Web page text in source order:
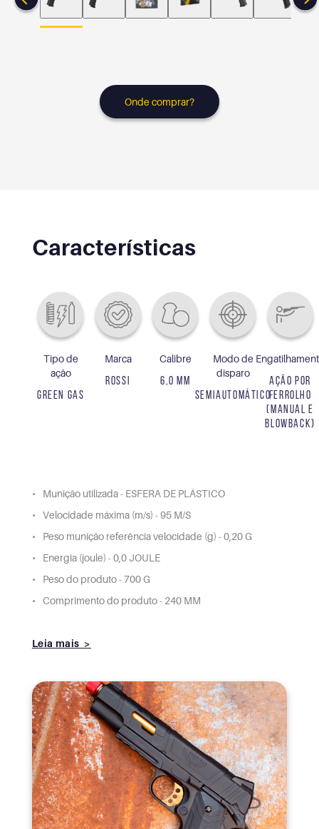
Onde comprar?
Características
Tipo de
ação
GREEN GAS
Marca
ROSSI
Calibre
6,0 MM
Modo de
disparo
SEMIAUTOMÁTICO
AÇÃO POR
FERROLHO
(MANUAL E
BLOWBACK)
Munição utilizada - ESFERA DE PLÁSTICO
Velocidade máxima (m/s) - 95 M/S
Peso munição referência velocidade (g) - 0,20 G
Energia (joule) - 0,0 JOULE
Peso do produto - 700 G
Comprimento do produto - 240 MM
Leia mais >